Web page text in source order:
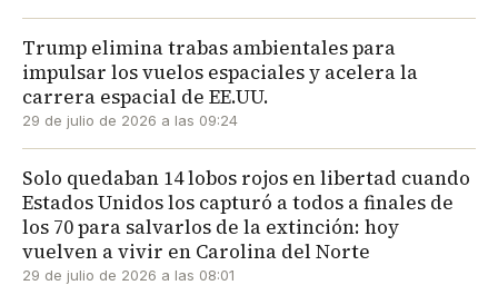
Trump elimina trabas ambientales para
impulsar los vuelos espaciales y acelera la
carrera espacial de EE.UU.
29 de julio de 2026 a las 09:24
Solo quedaban 14 lobos rojos en libertad cuando
Estados Unidos los capturó a todos a finales de
los 70 para salvarlos de la extinción: hoy
vuelven a vivir en Carolina del Norte
29 de julio de 2026 a las 08:01